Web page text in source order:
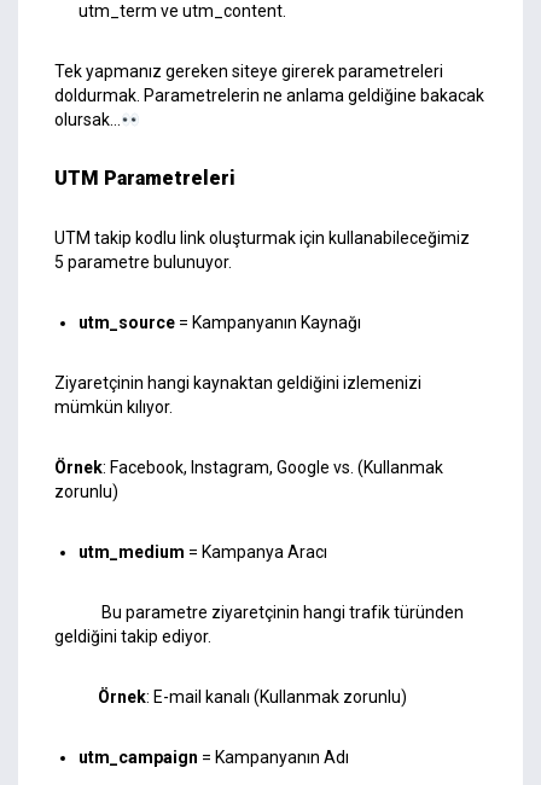
utm_term ve utm_content.
Tek yapmanız gereken siteye girerek parametreleri
doldurmak. Parametrelerin ne anlama geldiğine bakacak
olursak…
UTM Parametreleri
UTM takip kodlu link oluşturmak için kullanabileceğimiz
5 parametre bulunuyor.
utm_source = Kampanyanın Kaynağı
Ziyaretçinin hangi kaynaktan geldiğini izlemenizi
mümkün kılıyor.
Örnek: Facebook, Instagram, Google vs. (Kullanmak
zorunlu)
utm_medium = Kampanya Aracı
Bu parametre ziyaretçinin hangi trafik türünden
geldiğini takip ediyor.
Örnek: E-mail kanalı (Kullanmak zorunlu)
utm_campaign = Kampanyanın Adı